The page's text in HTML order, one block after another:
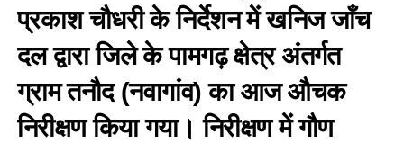
प्रकाश चौधरी के निर्देशन में खनिज जाँच
दल द्वारा जिले के पामगढ़ क्षेत्र अंतर्गत
ग्राम तनौद (नवागांव) का आज औचक
निरीक्षण किया गया। निरीक्षण में गौण